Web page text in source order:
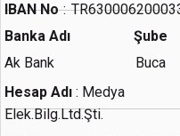
IBAN No :
Banka Adı
Ak Bank
Şube
Buca
Hesap Adı : Medya
Elek.Bilg.Ltd.Şti.